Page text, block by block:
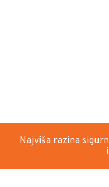
Najviša razina